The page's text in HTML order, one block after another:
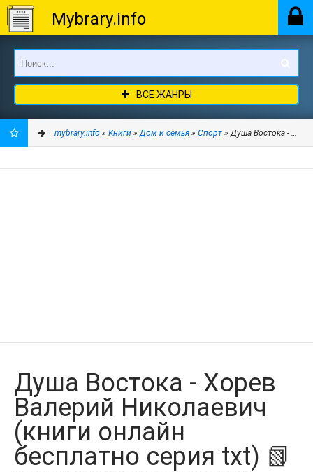
Mybrary.info
ВСЕ ЖАНРЫ
mybrary.info » Книги »Дом и семья » Спорт » Душа Востока -
Душа Востока - Хорев
Валерий Николаевич
(книги онлайн
бесплатно серия txt) 📗